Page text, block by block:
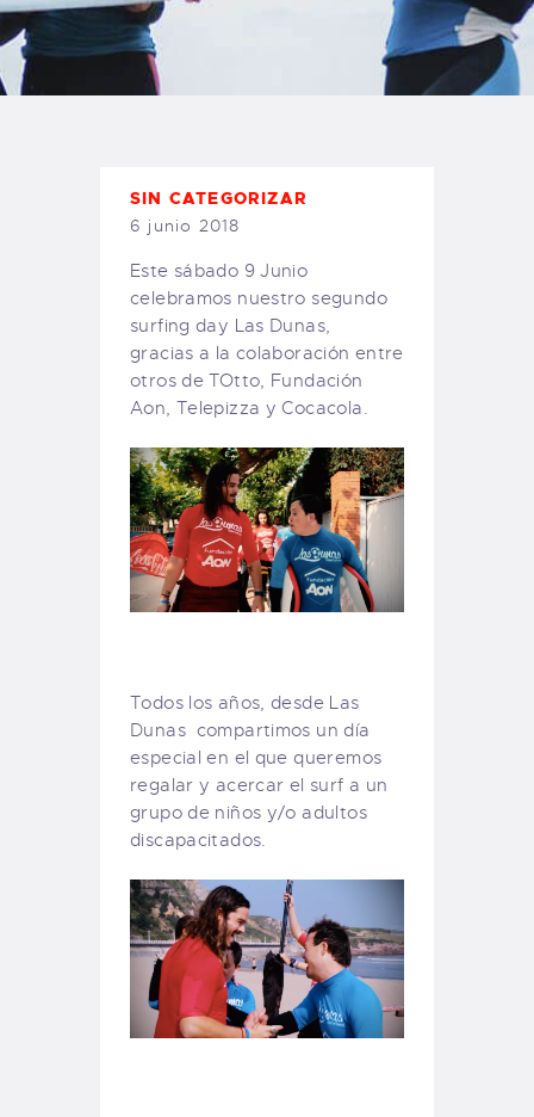
TIENDA FAMILY SURFERS
WEBCAM SALINAS
PEDIDOS
SIN CATEGORIZAR
6 junio 2018
Este sábado 9 Junio
celebramos nuestro segundo
surfing day Las Dunas,
gracias a la colaboración entre
otros de TOtto, Fundación
Aon, Telepizza y Cocacola.
Todos los años, desde Las
Dunas compartimos un día
especial en el que queremos
regalar y acercar el surf a un
grupo de niños y/o adultos
discapacitados.